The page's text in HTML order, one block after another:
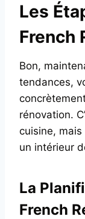
Les
French
Bon,
tendances,
rénovation.
cuisine, mais
un intérieur
La
French